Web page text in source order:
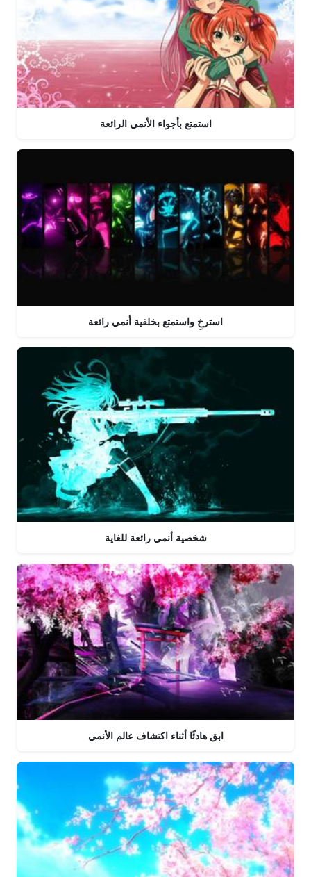
استمتع بأجواء الأنمي الرائعة
استرخِ واستمتع بخلفية أنمي رائعة
شخصية أنمي رائعة للغاية
ابق هادئًا أثناء اكتشاف عالم الأنمي